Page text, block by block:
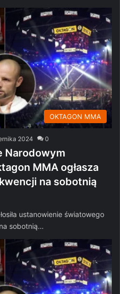
OKTAGON MMA
2024 0
Narodowym
MMA ogłasza
na sobotnią
ustanowienie światowego
sobotnią…